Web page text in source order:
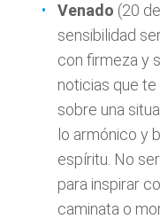
Venado (20
sensibilidad
con firmeza y
noticias que
sobre una
lo armónico y
espíritu. No
para inspirar
caminata o